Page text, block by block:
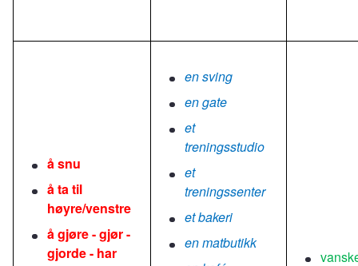
å snu
å ta til
høyre/venstre
å gjøre - gjør -
gjorde - har
en sving
en gate
et
treningsstudio
et
treningssenter
et bakeri
en matbutikk